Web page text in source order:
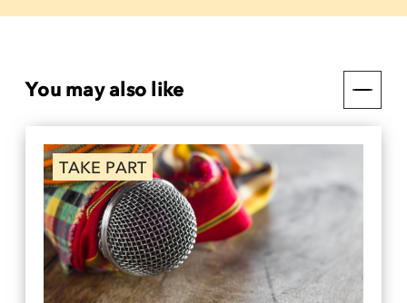
You may also like
TAKE PART